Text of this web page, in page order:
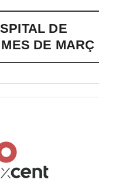
DE
DE MARÇ